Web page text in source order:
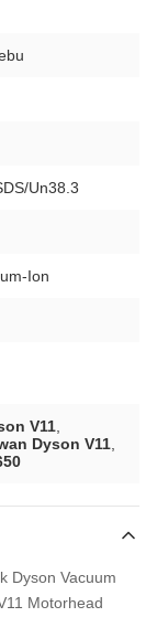
Un38.3
Ion
V11
Dyson V11
Dyson Vacuum
Motorhead